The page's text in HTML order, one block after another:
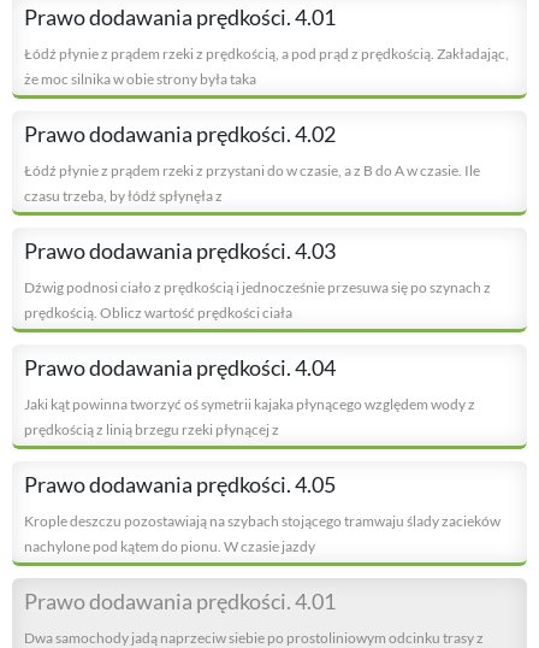
Prawo dodawania prędkości. 4.01
Łódź płynie z prądem rzeki z prędkością, a pod prąd z prędkością. Zakładając,
że moc silnika w obie strony była taka
Prawo dodawania prędkości. 4.02
Łódź płynie z prądem rzeki z przystani do w czasie, a z B do A w czasie. Ile
czasu trzeba, by łódź spłynęła z
Prawo dodawania prędkości. 4.03
Dźwig podnosi ciało z prędkością i jednocześnie przesuwa się po szynach z
prędkością. Oblicz wartość prędkości ciała
Prawo dodawania prędkości. 4.04
Jaki kąt powinna tworzyć oś symetrii kajaka płynącego względem wody z
prędkością z linią brzegu rzeki płynącej z
Prawo dodawania prędkości. 4.05
Krople deszczu pozostawiają na szybach stojącego tramwaju ślady zacieków
nachylone pod kątem do pionu. W czasie jazdy
Prawo dodawania prędkości. 4.01
Dwa samochody jadą naprzeciw siebie po prostoliniowym odcinku trasy z